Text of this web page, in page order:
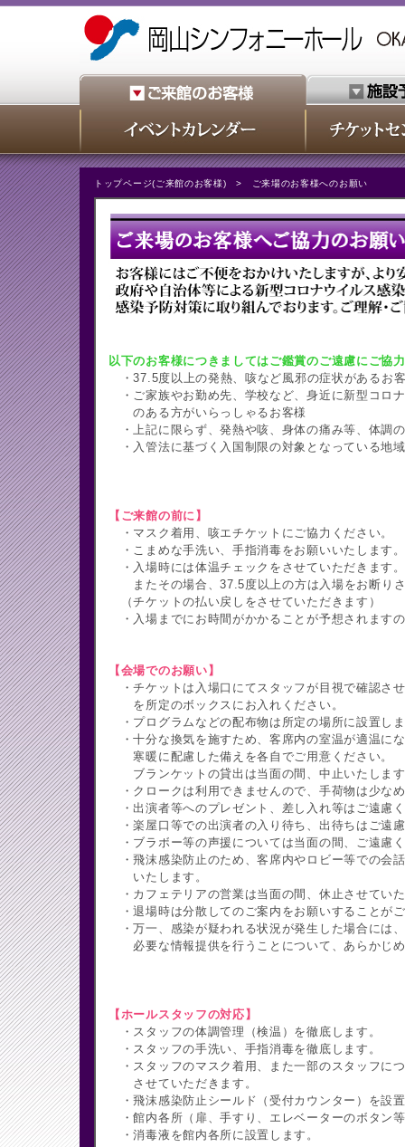
トップページ(ご来館のお客様) > ご来場のお客様へのお願い
以下のお客様につきましてはご鑑賞のご遠慮にご協
・37.5度以上の発熱、咳など風邪の症状があるお
・ご家族やお勤め先、学校など、身近に新型コロ
のある方がいらっしゃるお客様
・上記に限らず、発熱や咳、身体の痛み等、体調
・入管法に基づく入国制限の対象となっている地
【ご来館の前に】
・マスク着用、咳エチケットにご協力ください。
・こまめな手洗い、手指消毒をお願いいたします。
・入場時には体温チェックをさせていただきます。
またその場合、37.5度以上の方は入場をお断り
（チケットの払い戻しをさせていただきます）
・入場までにお時間がかかることが予想されます
【会場でのお願い】
・チケットは入場口にてスタッフが目視で確認さ
を所定のボックスにお入れください。
・プログラムなどの配布物は所定の場所に設置し
・十分な換気を施すため、客席内の室温が適温に
寒暖に配慮した備えを各自でご用意ください。
ブランケットの貸出は当面の間、中止いたしま
・クロークは利用できませんので、手荷物は少な
・出演者等へのプレゼント、差し入れ等はご遠慮
・楽屋口等での出演者の入り待ち、出待ちはご遠
・ブラボー等の声援については当面の間、ご遠慮
・飛沫感染防止のため、客席内やロビー等での会
いたします。
・カフェテリアの営業は当面の間、休止させてい
・退場時は分散してのご案内をお願いすることが
・万一、感染が疑われる状況が発生した場合には
必要な情報提供を行うことについて、あらかじ
【ホールスタッフの対応】
・スタッフの体調管理（検温）を徹底します。
・スタッフの手洗い、手指消毒を徹底します。
・スタッフのマスク着用、また一部のスタッフに
させていただきます。
・飛沫感染防止シールド（受付カウンター）を設
・館内各所（扉、手すり、エレベーターのボタン
・消毒液を館内各所に設置します。